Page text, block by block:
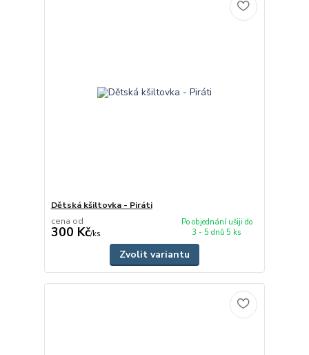
Dětská kšiltovka - Piráti
cena od
300 Kč/ks
Po objednání ušiji do
3 - 5 dnů 5 ks
Zvolit variantu